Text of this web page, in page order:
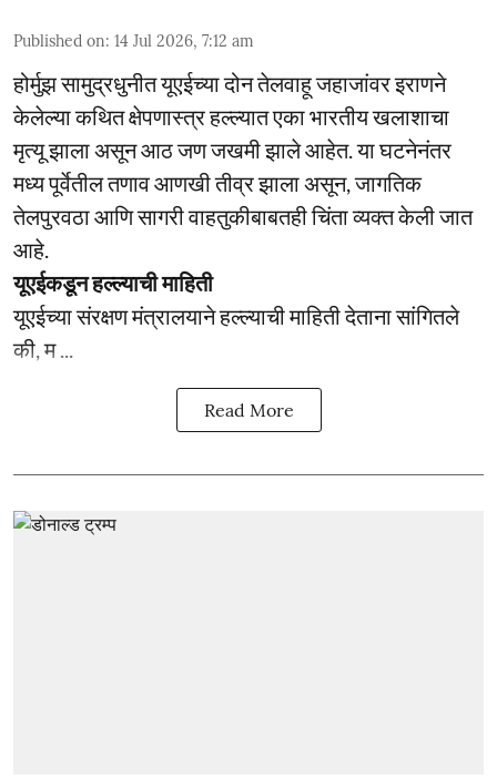
Published on: 14 Jul 2026, 7:12 am
होर्मुझ सामुद्रधुनीत यूएईच्या दोन तेलवाहू जहाजांवर इराणने
केलेल्या कथित क्षेपणास्त्र हल्ल्यात एका भारतीय खलाशाचा
मृत्यू झाला असून आठ जण जखमी झाले आहेत. या घटनेनंतर
मध्य पूर्वेतील तणाव आणखी तीव्र झाला असून, जागतिक
तेलपुरवठा आणि सागरी वाहतुकीबाबतही चिंता व्यक्त केली जात
आहे.
यूएईकडून हल्ल्याची माहिती
यूएईच्या संरक्षण मंत्रालयाने हल्ल्याची माहिती देताना सांगितले
की, म ...
Read More